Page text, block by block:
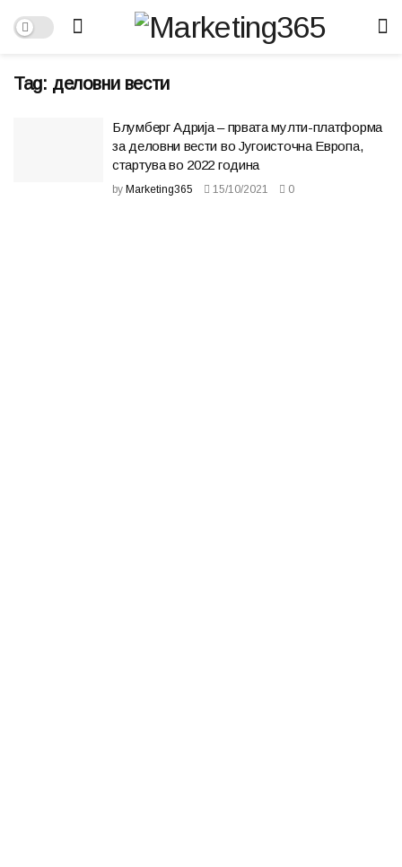
Tag: деловни вести
Блумберг Адрија – првата мулти-платформа
за деловни вести во Југоисточна Европа,
стартува во 2022 година
by Marketing365 15/10/2021 0